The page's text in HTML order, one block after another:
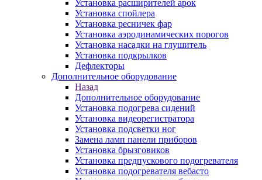
Установка расширителей арок
Установка спойлера
Установка ресничек фар
Установка аэродинамических порогов
Установка насадки на глушитель
Установка подкрылков
Дефлекторы
Дополнительное оборудование
Назад
Дополнительное оборудование
Установка подогрева сидений
Установка видеорегистратора
Установка подсветки ног
Замена ламп панели приборов
Установка брызговиков
Установка предпускового подогревателя
Установка подогревателя вебасто